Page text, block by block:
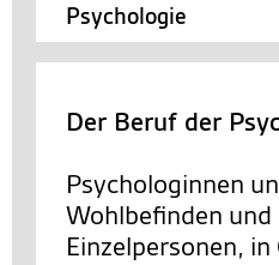
Psychologie
Der Beruf der
Psychologinnen
Wohlbefinden
Einzelpersonen,